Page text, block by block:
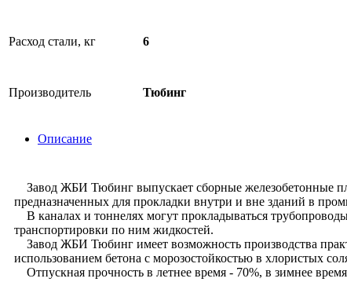
Расход стали, кг 6
Производитель Тюбинг
Описание
Завод ЖБИ Тюбинг выпускает сборные железобетонные
предназначенных для прокладки внутри и вне зданий в
В каналах и тоннелях могут прокладываться
транспортировки по ним жидкостей.
Завод ЖБИ Тюбинг имеет возможность производства
использованием бетона с морозостойкостью в хлористых
Отпускная прочность в летнее время - 70%, в зимнее